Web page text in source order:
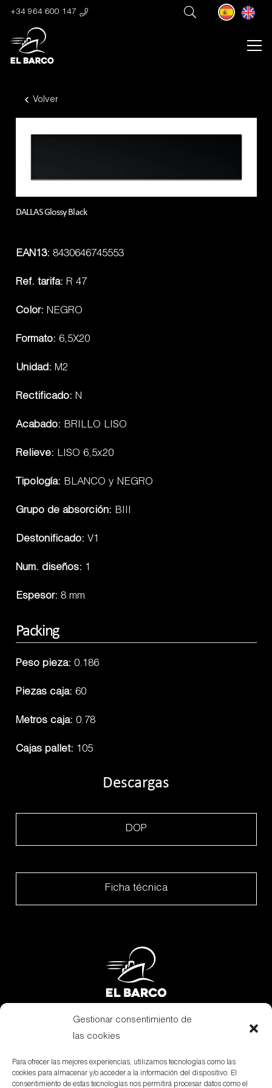
Gestionar consentimiento de
las cookies
Para ofrecer las mejores experiencias, utilizamos tecnologías como las
cookies para almacenar y/o acceder a la información del dispositivo. El
consentimiento de estas tecnologías nos permitirá procesar datos como el
+34 964 600 147
Volver
DALLAS Glossy Black
EAN13: 8430646745553
Ref. tarifa: R 47
Color: NEGRO
Formato: 6,5X20
Unidad: M2
Rectificado: N
Acabado: BRILLO LISO
Relieve: LISO 6,5x20
Tipología: BLANCO y NEGRO
Grupo de absorción: BIII
Destonificado: V1
Num. diseños: 1
Espesor: 8 mm
Packing
Peso pieza: 0.186
Piezas caja: 60
Metros caja: 0.78
Cajas pallet: 105
Descargas
DOP
Ficha técnica
Subvenciones
Aviso Legal